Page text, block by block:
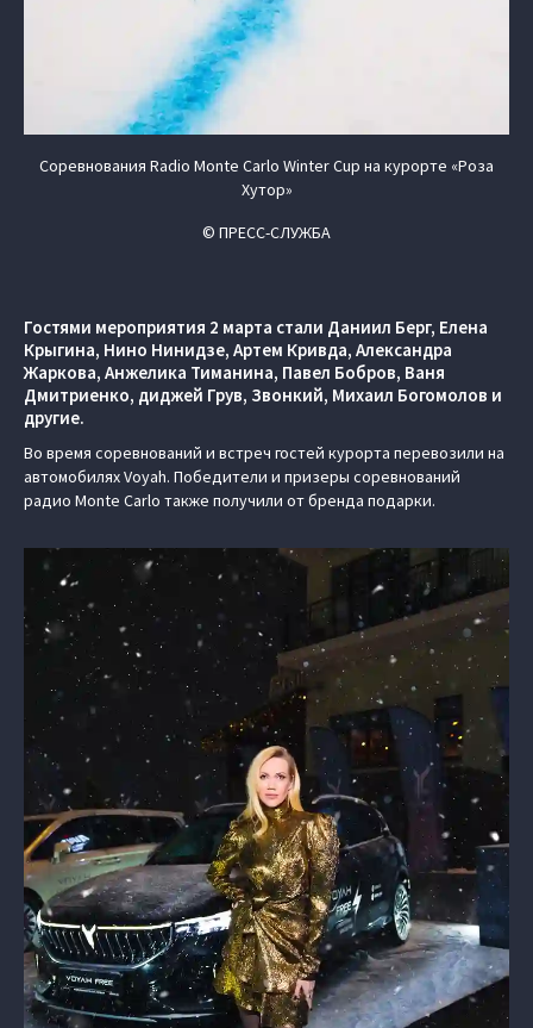
Соревнования Radio Monte Carlo Winter Cup на курорте «Роза
Хутор»
© ПРЕСС-СЛУЖБА
Гостями мероприятия 2 марта стали Даниил Берг, Елена
Крыгина, Нино Нинидзе, Артем Кривда, Александра
Жаркова, Анжелика Тиманина, Павел Бобров, Ваня
Дмитриенко, диджей Грув, Звонкий, Михаил Богомолов и
другие.
Во время соревнований и встреч гостей курорта перевозили на
автомобилях Voyah. Победители и призеры соревнований
радио Monte Carlo также получили от бренда подарки.